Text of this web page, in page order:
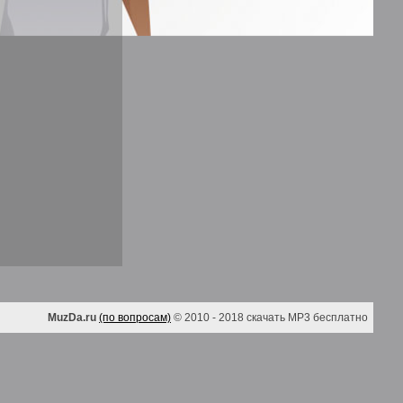
MuzDa.ru (по вопросам) © 2010 - 2018 скачать MP3 бесплатно